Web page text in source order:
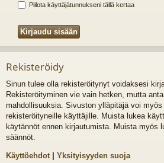
Piilota käyttäjätunnukseni tällä kertaa
Rekisteröidy
Sinun tulee olla rekisteröitynyt voidaksesi
Rekisteröityminen vie vain hetken, mutta
mahdollisuuksia. Sivuston ylläpitäjä voi
rekisteröityneille käyttäjille. Muista lukea
käytännöt ennen kirjautumista. Muista myös
säännöt.
Käyttöehdot | Yksityisyyden suoja